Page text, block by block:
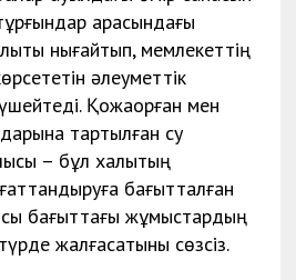
арасындағы
нығайтып, мемлекеттің
әлеуметтік
Қожақорған мен
тартылған су
– бұл халықтың
бағытталған
бағыттағы жұмыстардың
жалғасатыны сөзсіз.